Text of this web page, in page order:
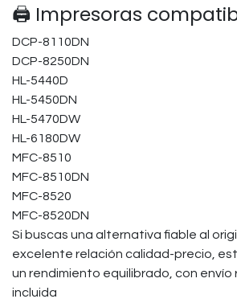
🖨️ Impresoras
DCP-8110DN
DCP-8250DN
HL-5440D
HL-5450DN
HL-5470DW
HL-6180DW
MFC-8510
MFC-8510DN
MFC-8520
MFC-8520DN
Si buscas una alternativa fiable al
excelente relación calidad-precio,
un rendimiento equilibrado, con envío
incluida